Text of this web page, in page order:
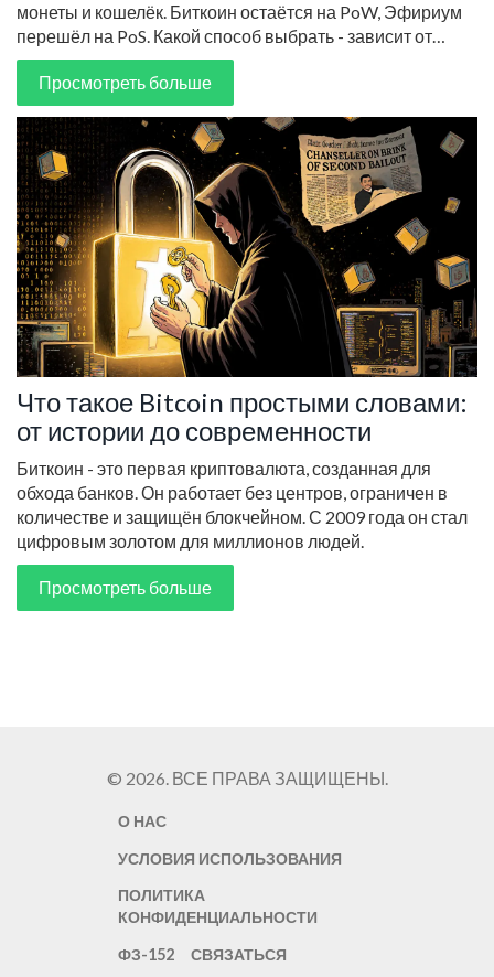
монеты и кошелёк. Биткоин остаётся на PoW, Эфириум
перешёл на PoS. Какой способ выбрать - зависит от
ваших целей.
Просмотреть больше
Что такое Bitcoin простыми словами:
от истории до современности
Биткоин - это первая криптовалюта, созданная для
обхода банков. Он работает без центров, ограничен в
количестве и защищён блокчейном. С 2009 года он стал
цифровым золотом для миллионов людей.
Просмотреть больше
© 2026. ВСЕ ПРАВА ЗАЩИЩЕНЫ.
О НАС
УСЛОВИЯ ИСПОЛЬЗОВАНИЯ
ПОЛИТИКА
КОНФИДЕНЦИАЛЬНОСТИ
ФЗ-152
СВЯЗАТЬСЯ